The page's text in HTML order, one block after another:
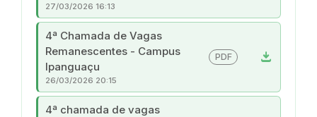
27/03/2026 16:13
4ª Chamada de Vagas
Remanescentes - Campus
Ipanguaçu
download
PDF
26/03/2026 20:15
4ª chamada de vagas